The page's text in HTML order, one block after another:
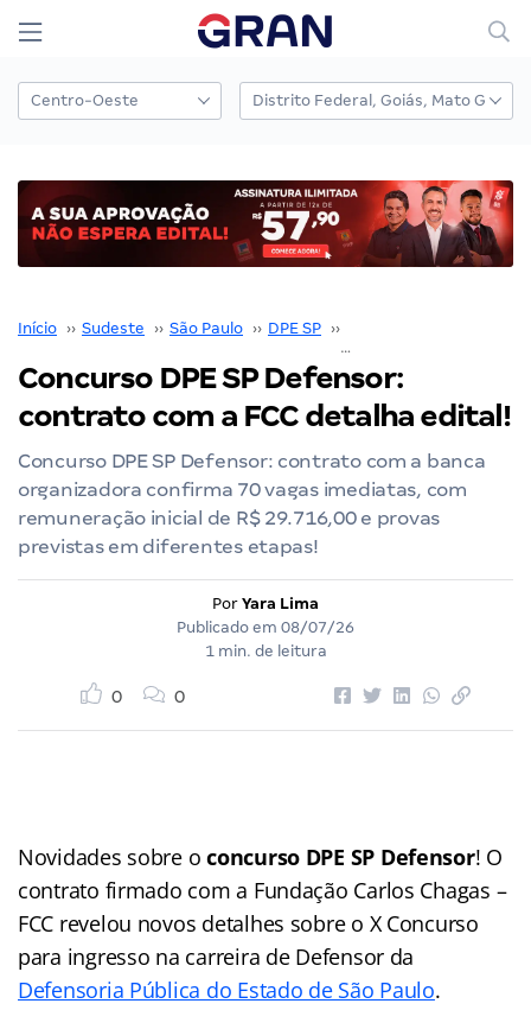
Início ›› Sudeste ›› São Paulo ›› DPE SP ››
Concurso DPE SP Defensor:
contrato com a FCC detalha edital!
Concurso DPE SP Defensor: contrato com a banca
organizadora confirma 70 vagas imediatas, com
remuneração inicial de R$ 29.716,00 e provas
previstas em diferentes etapas!
Por Yara Lima
Publicado em 08/07/26
1 min. de leitura
0 0
Novidades sobre oconcurso DPE SP Defensor! O
contrato firmado com a Fundação Carlos Chagas –
FCC revelou novos detalhes sobre o X Concurso
para ingresso na carreira de Defensor da
Defensoria Pública do Estado de São Paulo.